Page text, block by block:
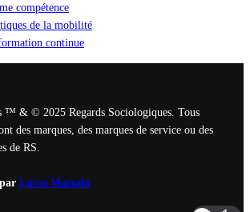
compétence
de la mobilité
continue
™ & © 2025 Regards Sociologiques. Tous
des marques, des marques de service ou des
de RS.
Lucas Marsala